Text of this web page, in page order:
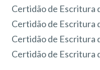
Certidão de Escritura
Certidão de Escritura
Certidão de Escritura
Certidão de Escritura